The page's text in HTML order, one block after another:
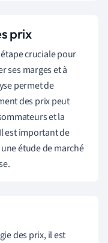
prix
cruciale pour
ses marges et à
permet de
des prix peut
et la
est important de
étude de marché
des prix, il est